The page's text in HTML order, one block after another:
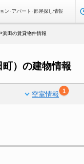
ン･アパート･部屋探し情報
浜田の賃貸物件情報
）の建物情報
空室情報 1